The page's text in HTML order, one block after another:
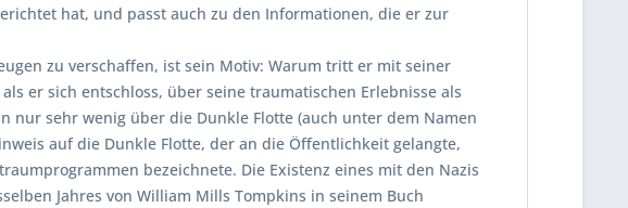
hat, und passt auch zu den Informationen, die er zur
zu verschaffen, ist sein Motiv: Warum tritt er mit seiner
er sich entschloss, über seine traumatischen Erlebnisse als
nur sehr wenig über die Dunkle Flotte (auch unter dem Namen
auf die Dunkle Flotte, der an die Öffentlichkeit gelangte,
bezeichnete. Die Existenz eines mit den Nazis
Jahres von William Mills Tompkins in seinem Buch